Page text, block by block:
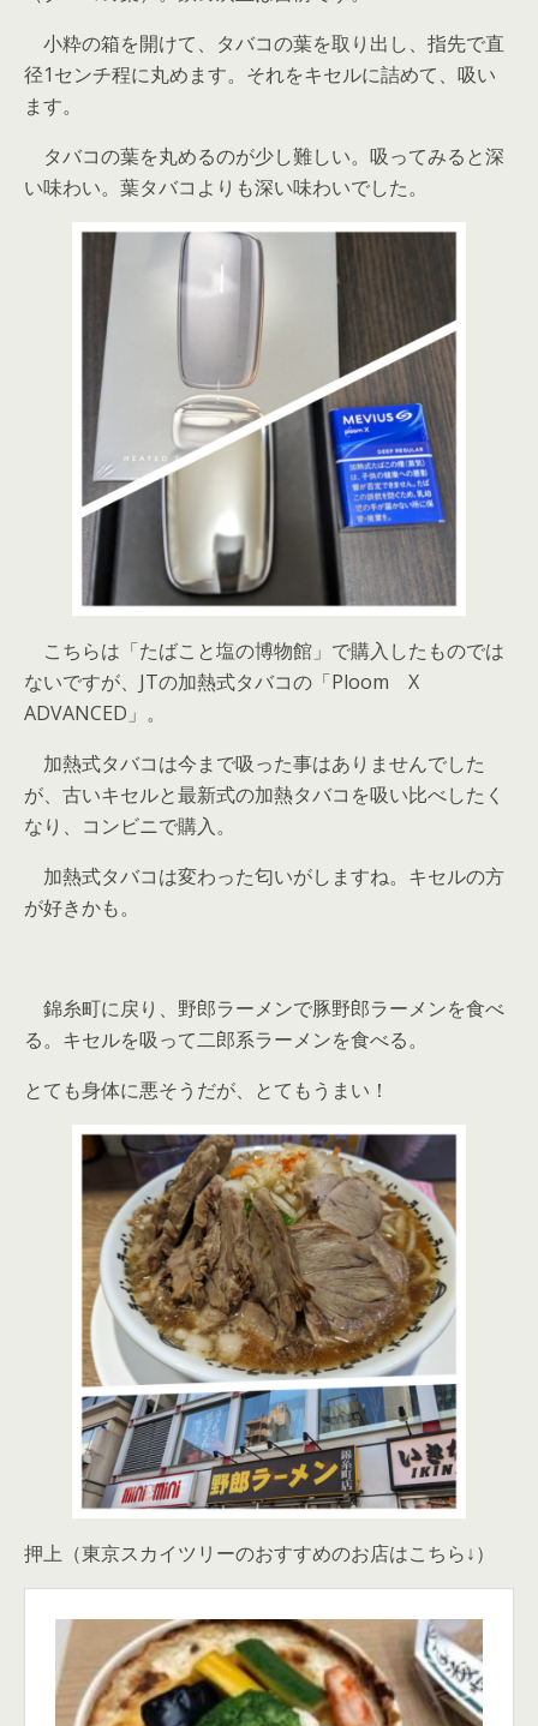
小粋の箱を開けて、タバコの葉を取り出し、指先で直
径1センチ程に丸めます。それをキセルに詰めて、吸い
ます。
タバコの葉を丸めるのが少し難しい。吸ってみると深
い味わい。葉タバコよりも深い味わいでした。
こちらは「たばこと塩の博物館」で購入したものでは
ないですが、JTの加熱式タバコの「Ploom X
ADVANCED」。
加熱式タバコは今まで吸った事はありませんでした
が、古いキセルと最新式の加熱タバコを吸い比べしたく
なり、コンビニで購入。
加熱式タバコは変わった匂いがしますね。キセルの方
が好きかも。
錦糸町に戻り、野郎ラーメンで豚野郎ラーメンを食べ
る。キセルを吸って二郎系ラーメンを食べる。
とても身体に悪そうだが、とてもうまい！
押上（東京スカイツリーのおすすめのお店はこちら↓）